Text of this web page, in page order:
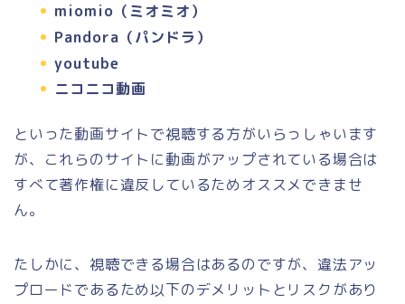
miomio（ミオミオ）
Pandora（パンドラ）
youtube
ニコニコ動画
といった動画サイトで視聴する方がいらっしゃいます
が、これらのサイトに動画がアップされている場合は
すべて著作権に違反しているためオススメできませ
ん。
たしかに、視聴できる場合はあるのですが、違法アッ
プロードであるため以下のデメリットとリスクがあり